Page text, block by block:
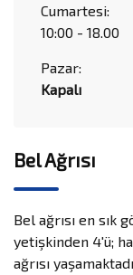
Cumartesi:
10:00 - 18.00
Pazar:
Kapalı
Bel Ağrısı
Bel ağrısı en
yetişkinden 4'ü;
ağrısı